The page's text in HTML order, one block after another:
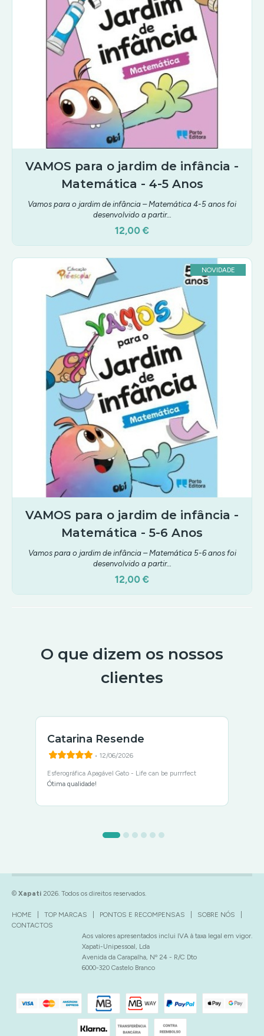
VAMOS para o jardim de infância -
Matemática - 4-5 Anos
Vamos para o jardim de infância – Matemática 4-5 anos foi
desenvolvido a partir…
12,00 €
NOVIDADE
VAMOS para o jardim de infância -
Matemática - 5-6 Anos
Vamos para o jardim de infância – Matemática 5-6 anos foi
desenvolvido a partir…
12,00 €
O que dizem os nossos
clientes
Catarina Resende
• 12/06/2026
Esferográfica Apagável Gato - Life can be purrrfect
Ótima qualidade!
© Xapati 2026. Todos os direitos reservados.
HOME TOP MARCAS PONTOS E RECOMPENSAS SOBRE NÓS
CONTACTOS
Aos valores apresentados inclui IVA à taxa legal em vigor.
Xapati-Unipessoal, Lda
Avenida da Carapalha, Nº 24 - R/C Dto
6000-320 Castelo Branco